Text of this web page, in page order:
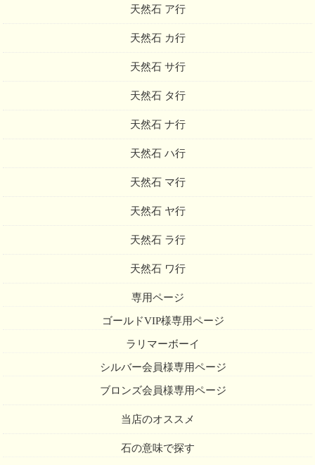
天然石 ア行
天然石 カ行
天然石 サ行
天然石 タ行
天然石 ナ行
天然石 ハ行
天然石 マ行
天然石 ヤ行
天然石 ラ行
天然石 ワ行
専用ページ
ゴールドVIP様専用ページ
ラリマーボーイ
シルバー会員様専用ページ
ブロンズ会員様専用ページ
当店のオススメ
石の意味で探す